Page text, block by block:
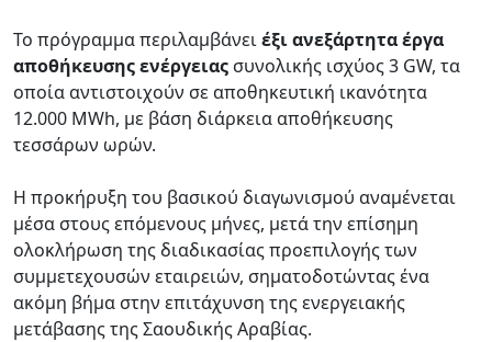
Το πρόγραμμα περιλαμβάνειέξι ανεξάρτητα έργα
αποθήκευσης ενέργειας συνολικής ισχύος 3 GW, τα
οποία αντιστοιχούν σε αποθηκευτική ικανότητα
12.000 MWh, με βάση διάρκεια αποθήκευσης
τεσσάρων ωρών.
Η προκήρυξη του βασικού διαγωνισμού αναμένεται
μέσα στους επόμενους μήνες, μετά την επίσημη
ολοκλήρωση της διαδικασίας προεπιλογής των
συμμετεχουσών εταιρειών, σηματοδοτώντας ένα
ακόμη βήμα στην επιτάχυνση της ενεργειακής
μετάβασης της Σαουδικής Αραβίας.